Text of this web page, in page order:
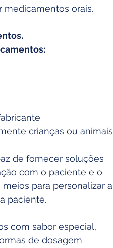
orais.
crianças ou animais
de fornecer soluções
com o paciente e o
para personalizar a
paciente.
com sabor especial,
de dosagem